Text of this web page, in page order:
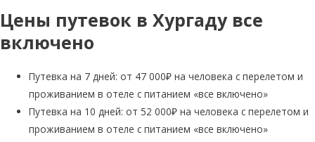
Цены путевок в Хургаду все
включено
Путевка на 7 дней: от 47 000₽ на человека с перелетом и
проживанием в отеле с питанием «все включено»
Путевка на 10 дней: от 52 000₽ на человека с перелетом и
проживанием в отеле с питанием «все включено»